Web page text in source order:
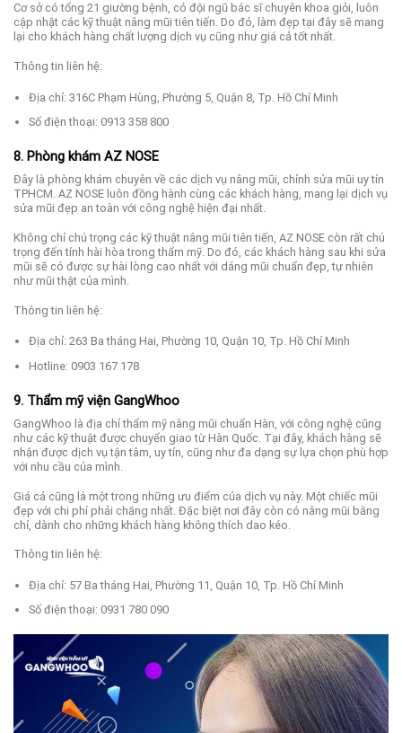
Cơ sở có tổng 21 giường bệnh, có đội ngũ bác sĩ chuyên khoa giỏi, luôn
cập nhật các kỹ thuật nâng mũi tiên tiến. Do đó, làm đẹp tại đây sẽ mang
lại cho khách hàng chất lượng dịch vụ cũng như giá cả tốt nhất.
Thông tin liên hệ:
Địa chỉ: 316C Phạm Hùng, Phường 5, Quận 8, Tp. Hồ Chí Minh
Số điện thoại: 0913 358 800
8. Phòng khám AZ NOSE
Đây là phòng khám chuyên về các dịch vụ nâng mũi, chỉnh sửa mũi uy tín
TPHCM. AZ NOSE luôn đồng hành cùng các khách hàng, mang lại dịch vụ
sửa mũi đẹp an toàn với công nghệ hiện đại nhất.
Không chỉ chú trọng các kỹ thuật nâng mũi tiên tiến, AZ NOSE còn rất chú
trọng đến tính hài hòa trong thẩm mỹ. Do đó, các khách hàng sau khi sửa
mũi sẽ có được sự hài lòng cao nhất với dáng mũi chuẩn đẹp, tự nhiên
như mũi thật của mình.
Thông tin liên hệ:
Địa chỉ: 263 Ba tháng Hai, Phường 10, Quận 10, Tp. Hồ Chí Minh
Hotline: 0903 167 178
9. Thẩm mỹ viện GangWhoo
GangWhoo là địa chỉ thẩm mỹ nâng mũi chuẩn Hàn, với công nghệ cũng
như các kỹ thuật được chuyển giao từ Hàn Quốc. Tại đây, khách hàng sẽ
nhận được dịch vụ tận tâm, uy tín, cũng như đa dạng sự lựa chọn phù hợp
với nhu cầu của mình.
Giá cả cũng là một trong những ưu điểm của dịch vụ này. Một chiếc mũi
đẹp với chi phí phải chăng nhất. Đặc biệt nơi đây còn có nâng mũi bằng
chỉ, dành cho những khách hàng không thích dao kéo.
Thông tin liên hệ:
Địa chỉ: 57 Ba tháng Hai, Phường 11, Quận 10, Tp. Hồ Chí Minh
Số điện thoại: 0931 780 090